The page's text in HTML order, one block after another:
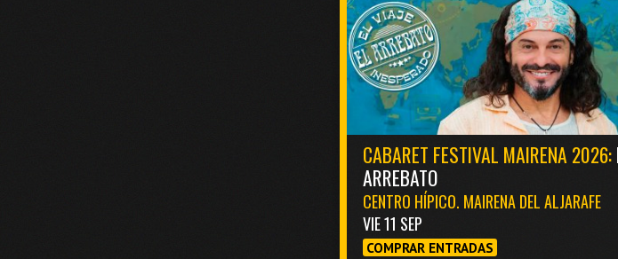
CABARET FESTIVAL MAIRENA 2026:
ARREBATO
CENTRO HÍPICO. MAIRENA DEL ALJARAFE
VIE 11 SEP
COMPRAR ENTRADAS